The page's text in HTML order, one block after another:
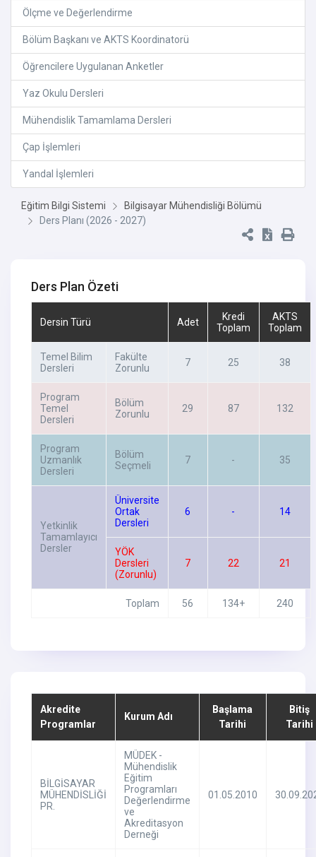
Ölçme ve Değerlendirme
Bölüm Başkanı ve AKTS Koordinatorü
Öğrencilere Uygulanan Anketler
Yaz Okulu Dersleri
Mühendislik Tamamlama Dersleri
Çap İşlemleri
Yandal İşlemleri
Eğitim Bilgi Sistemi
Bilgisayar Mühendisliği Bölümü
Ders Planı (2026 - 2027)
Ders Plan Özeti
Dersin Türü Adet
Kredi
Toplam
AKTS
Toplam
Temel Bilim
Dersleri
Fakülte
Zorunlu
7 25 38
Program
Temel
Dersleri
Bölüm
Zorunlu
29 87 132
Program
Uzmanlık
Dersleri
Bölüm
Seçmeli
7 - 35
Yetkinlik
Tamamlayıcı
Dersler
Üniversite
Ortak
Dersleri
6 - 14
YÖK
Dersleri
(Zorunlu)
7 22 21
Toplam 56 134+ 240
Akredite
Programlar
Kurum Adı
Başlama
Tarihi
Bitiş
Tarihi
BİLGİSAYAR
MÜHENDİSLİĞİ
PR.
MÜDEK -
Mühendislik
Eğitim
Programları
Değerlendirme
ve
Akreditasyon
Derneği
01.05.2010